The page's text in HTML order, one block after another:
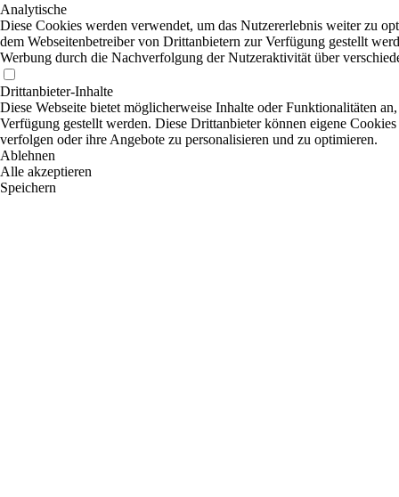
Analytische
Diese Cookies werden verwendet, um das Nutzererlebnis weiter zu
dem Webseitenbetreiber von Drittanbietern zur Verfügung gestellt
Werbung durch die Nachverfolgung der Nutzeraktivität über
Drittanbieter-Inhalte
Diese Webseite bietet möglicherweise Inhalte oder Funktionalitäten
Verfügung gestellt werden. Diese Drittanbieter können eigene
verfolgen oder ihre Angebote zu personalisieren und zu optimieren.
Ablehnen
Alle akzeptieren
Speichern